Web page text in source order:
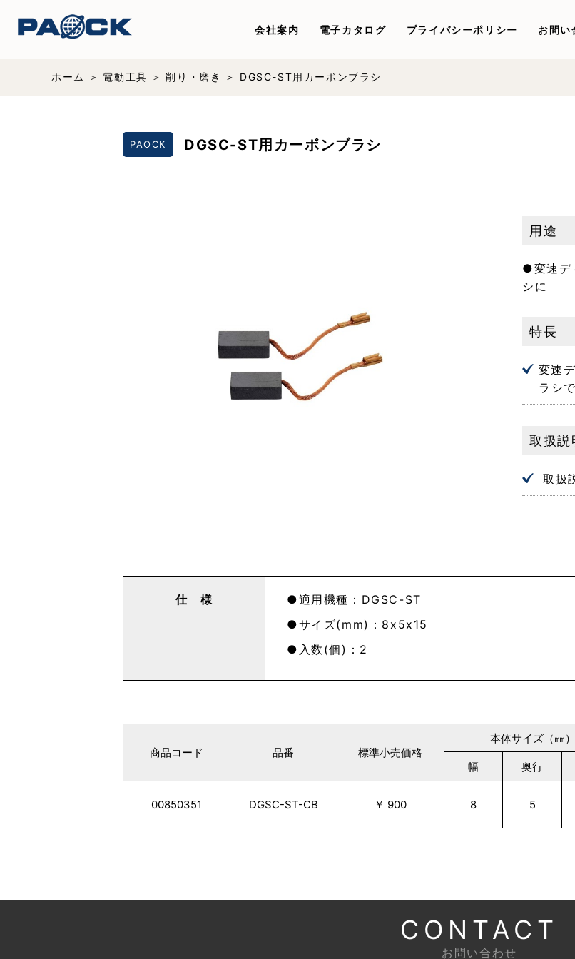
会社案内 電子カタログ プライバシーポリシー お問い
ホーム 電動工具 削り・磨き DGSC-ST用カーボンブラシ
PAOCK DGSC-ST用カーボンブラシ
用途
●変速デ
シに
特長
変速
ラシで
取扱説
取扱
仕 様
適用機種：DGSC-ST
サイズ(mm)：8x5x15
入数(個)：2
商品コード
00850351
品番
DGSC-ST-CB
標準小売価格
￥ 900
本体サイズ（㎜）
幅 奥行
8 5
CONTACT
お問い合わせ